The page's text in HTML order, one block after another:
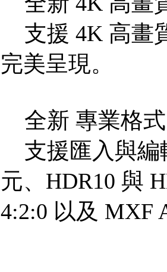
支援 4K 高畫
完美呈現。
全新 專業格
支援匯入與編
元、HDR10 與
4:2:0 以及 MXF